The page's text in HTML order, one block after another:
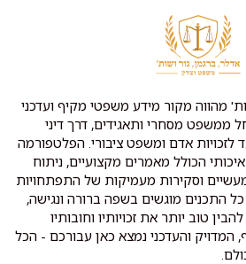
מהווה מקור מידע משפטי מקיף ועדכני
ממשפט מסחרי ותאגידים, דרך דיני
לזכויות אדם ומשפט ציבורי. הפלטפורמה
הכולל מאמרים מקצועיים, ניתוח
וסקירות מעמיקות של התפתחויות
התכנים מוגשים בשפה ברורה ונגישה,
טוב יותר את זכויותיו וחובותיו
והעדכני נמצא כאן עבורכם - הכל